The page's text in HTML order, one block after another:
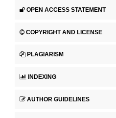
OPEN ACCESS STATEMENT
COPYRIGHT AND LICENSE
PLAGIARISM
INDEXING
AUTHOR GUIDELINES